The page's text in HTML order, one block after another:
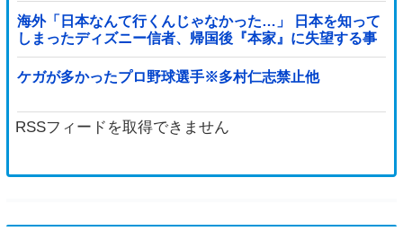
海外「日本なんて行くんじゃなかった…」 日本を知って
しまったディズニー信者、帰国後『本家』に失望する事
態に
ケガが多かったプロ野球選手※多村仁志禁止他
RSSフィードを取得できません